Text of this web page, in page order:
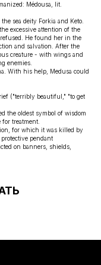
Médousa, lit.
sea deity Forkia and Keto.
excessive attention of the
He found her in the
and salvation. After the
creature - with wings and
enemies.
With his help, Medusa could
("terribly beautiful," "to get
the oldest symbol of wisdom
treatment.
for which it was killed by
pendant
on banners, shields,